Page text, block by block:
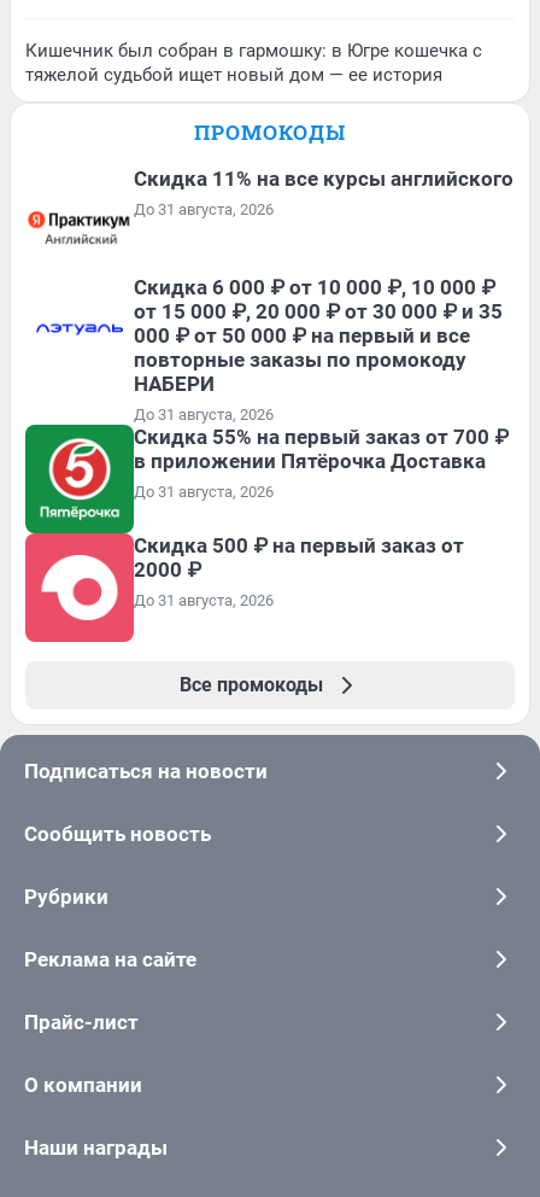
Кишечник был собран в гармошку: в Югре кошечка с
тяжелой судьбой ищет новый дом — ее история
ПРОМОКОДЫ
Скидка 11% на все курсы английского
До 31 августа, 2026
Скидка 6 000 ₽ от 10 000 ₽, 10 000 ₽
от 15 000 ₽, 20 000 ₽ от 30 000 ₽ и 35
000 ₽ от 50 000 ₽ на первый и все
повторные заказы по промокоду
НАБЕРИ
До 31 августа, 2026
Скидка 55% на первый заказ от 700 ₽
в приложении Пятёрочка Доставка
До 31 августа, 2026
Скидка 500 ₽ на первый заказ от
2000 ₽
До 31 августа, 2026
Все промокоды
Подписаться на новости
Сообщить новость
Рубрики
Реклама на сайте
Прайс-лист
О компании
Наши награды